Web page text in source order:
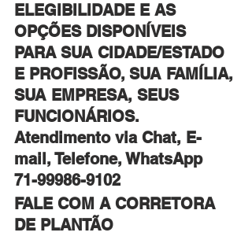
ELEGIBILIDADE E AS
OPÇÕES DISPONÍVEIS
PARA SUA CIDADE/ESTADO
E PROFISSÃO, SUA FAMÍLIA,
SUA EMPRESA, SEUS
FUNCIONÁRIOS.
Atendimento via Chat, E-
mail, Telefone, WhatsApp
​71-99986-9102
FALE COM A CORRETORA
DE PLANTÃO